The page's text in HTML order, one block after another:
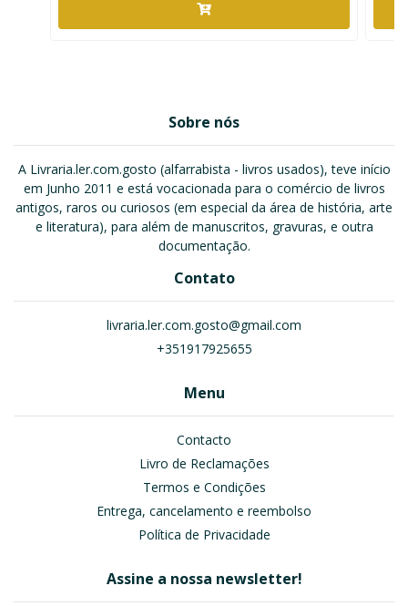
Sobre nós
A Livraria.ler.com.gosto (alfarrabista - livros usados), teve início
em Junho 2011 e está vocacionada para o comércio de livros
antigos, raros ou curiosos (em especial da área de história, arte
e literatura), para além de manuscritos, gravuras, e outra
documentação.
Contato
livraria.ler.com.gosto@gmail.com
+351917925655
Menu
Contacto
Livro de Reclamações
Termos e Condições
Entrega, cancelamento e reembolso
Política de Privacidade
Assine a nossa newsletter!